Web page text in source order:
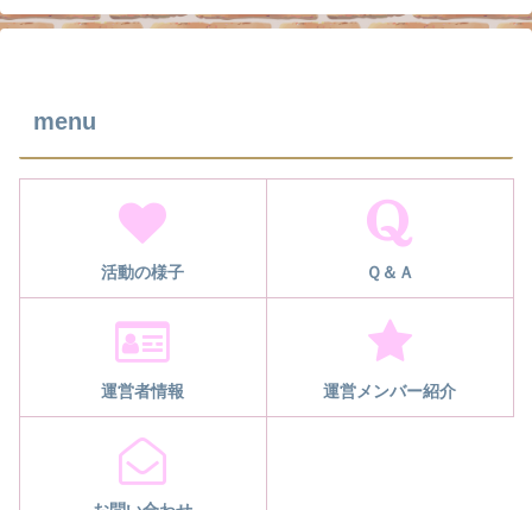
menu
活動の様子 Ｑ＆Ａ
運営者情報 運営メンバー紹介